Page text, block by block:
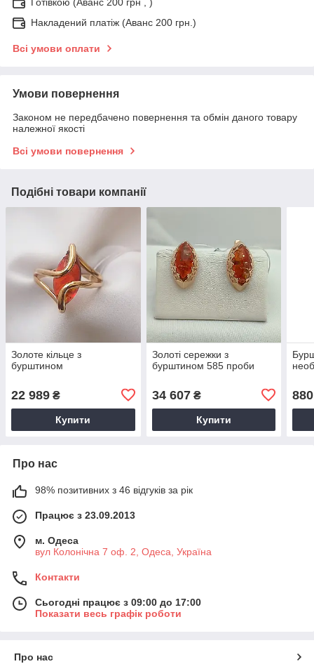
Готівкою (Аванс 200 грн , )
Накладений платіж (Аванс 200 грн.)
Всі умови оплати
Умови повернення
Законом не передбачено повернення та обмін даного товару
належної якості
Всі умови повернення
Подібні товари компанії
Золоте кільце з
бурштином
22 989 ₴
Купити
Золоті сережки з
бурштином 585 проби
34 607₴
Купити
880
Про нас
98% позитивних з 46 відгуків за рік
Працює з 23.09.2013
м. Одеса
вул Колонічна 7 оф. 2, Одеса, Україна
Контакти
Сьогодні працює з 09:00 до 17:00
Показати весь графік роботи
Про нас